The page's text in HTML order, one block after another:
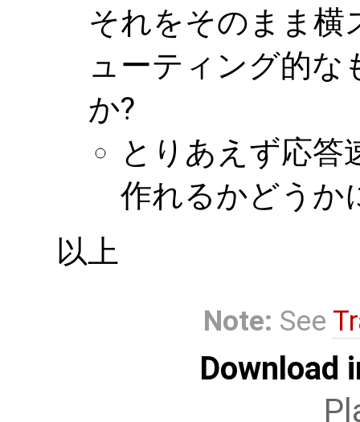
それをそのまま横
ューティング的
か?
とりあえず応答
作れるかどうか
以上
Note: See
Download